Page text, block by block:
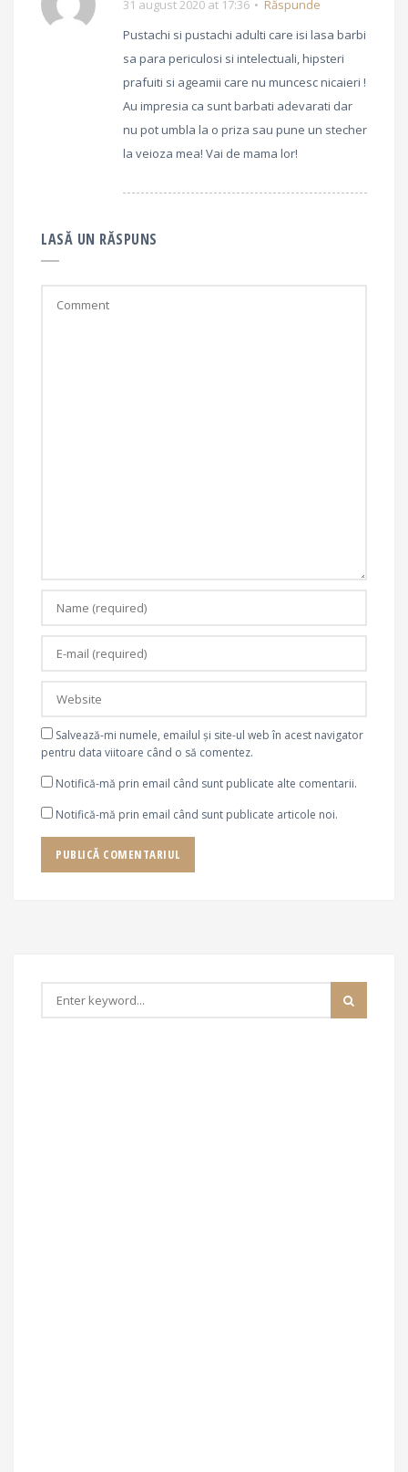
31 august 2020 at 17:36
Răspunde
Pustachi si pustachi adulti care isi lasa barbi
sa para periculosi si intelectuali, hipsteri
prafuiti si ageamii care nu muncesc nicaieri !
Au impresia ca sunt barbati adevarati dar
nu pot umbla la o priza sau pune un stecher
la veioza mea! Vai de mama lor!
LASĂ UN RĂSPUNS
Salvează-mi numele, emailul și site-ul web în acest navigator
pentru data viitoare când o să comentez.
Notifică-mă prin email când sunt publicate alte comentarii.
Notifică-mă prin email când sunt publicate articole noi.